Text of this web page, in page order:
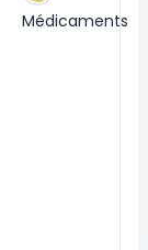
Médicaments